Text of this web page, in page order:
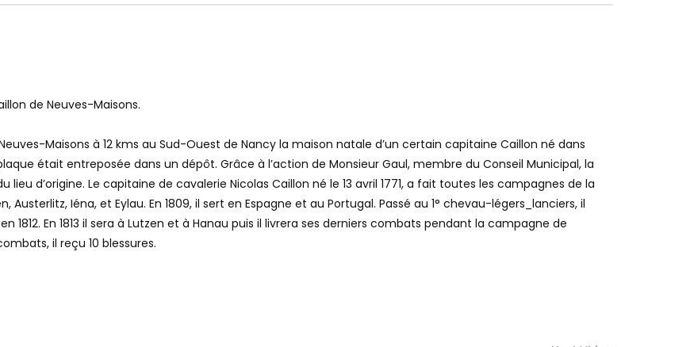
de Neuves-Maisons.
Maisons à 12 kms au Sud-Ouest de Nancy la maison natale d’un certain capitaine Caillon né dans
était entreposée dans un dépôt. Grâce à l’action de Monsieur Gaul, membre du Conseil Municipal, la
d’origine. Le capitaine de cavalerie Nicolas Caillon né le 13 avril 1771, a fait toutes les campagnes de la
Austerlitz, Iéna, et Eylau. En 1809, il sert en Espagne et au Portugal. Passé au 1° chevau-légers_lanciers, il
En 1813 il sera à Lutzen et à Hanau puis il livrera ses derniers combats pendant la campagne de
il reçu 10 blessures.